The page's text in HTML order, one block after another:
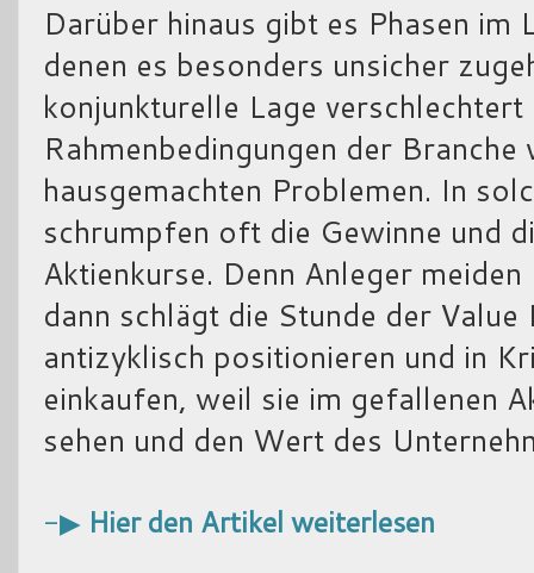
Darüber hinaus gibt es Phasen im
denen es besonders unsicher
konjunkturelle Lage
Rahmenbedingungen der
hausgemachten Problemen. In
schrumpfen oft die Gewinne und
Aktienkurse. Denn Anleger
dann schlägt die Stunde der
antizyklisch positionieren und in
einkaufen, weil sie im gefallenen
sehen und den Wert des
-▶ Hier den Artikel weiterlesen